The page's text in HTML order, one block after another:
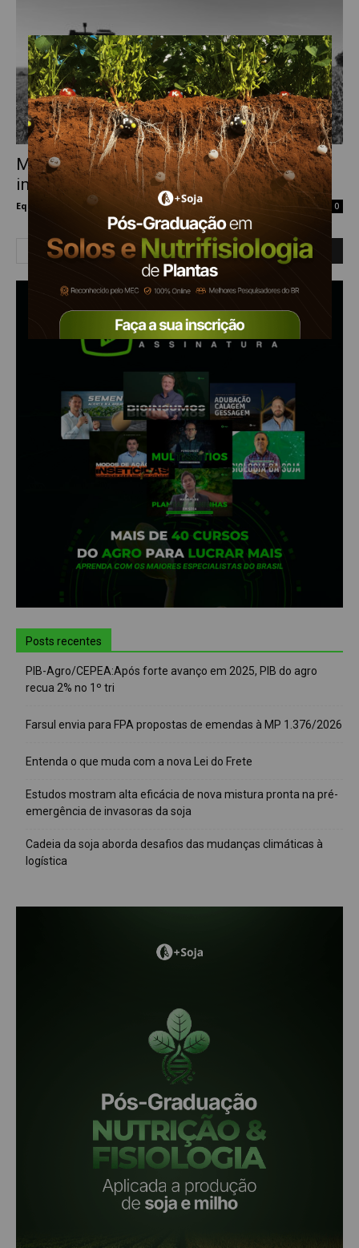
Municípios com alta produção agrícola
impactam PIB local, mostra estudo do...
Equipe Mais Soja 16 de outubro de 2020 0
Posts recentes
PIB-Agro/CEPEA:Após forte avanço em 2025, PIB do agro
recua 2% no 1º tri
Farsul envia para FPA propostas de emendas à MP 1.376/2026
Entenda o que muda com a nova Lei do Frete
Estudos mostram alta eficácia de nova mistura pronta na pré-
emergência de invasoras da soja
Cadeia da soja aborda desafios das mudanças climáticas à
logística